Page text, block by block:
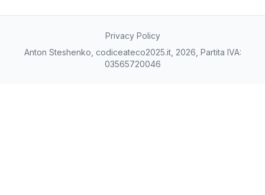
Privacy Policy
Anton Steshenko, codiceateco2025.it, 2026, Partita IVA:
03565720046